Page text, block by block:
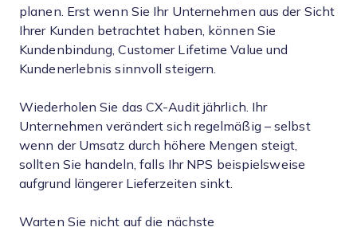
planen. Erst wenn Sie Ihr Unternehmen aus der Sicht
Ihrer Kunden betrachtet haben, können Sie
Kundenbindung, Customer Lifetime Value und
Kundenerlebnis sinnvoll steigern.
Wiederholen Sie das CX-Audit jährlich. Ihr
Unternehmen verändert sich regelmäßig – selbst
wenn der Umsatz durch höhere Mengen steigt,
sollten Sie handeln, falls Ihr NPS beispielsweise
aufgrund längerer Lieferzeiten sinkt.
Warten Sie nicht auf die nächste